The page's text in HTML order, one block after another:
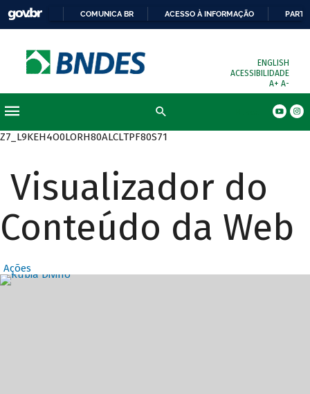
COMUNICA BR ACESSO À INFORMAÇÃO
ENGLISH
ACESSIBILIDADE
A+ A-
Z7_L9KEH4O0LORH80ALCLTPF80S71
Visualizador do
Conteúdo da Web
Ações
Destaques